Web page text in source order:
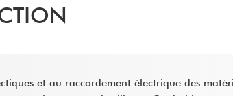
et au raccordement électrique des